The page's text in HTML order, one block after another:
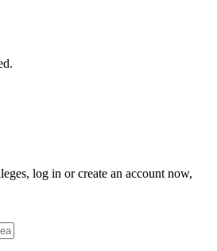
log in or create an account now,